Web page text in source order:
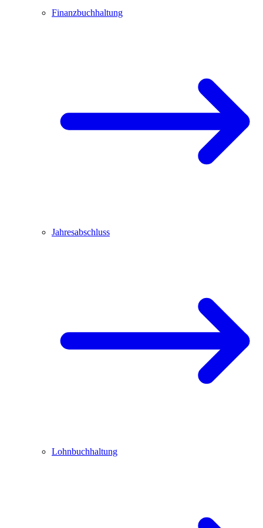
Finanzbuchhaltung
Jahresabschluss
Lohnbuchhaltung